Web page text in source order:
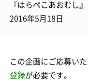
『はらぺこあおむし
2016年5月18日
この企画にご応募い
登録が必要です。